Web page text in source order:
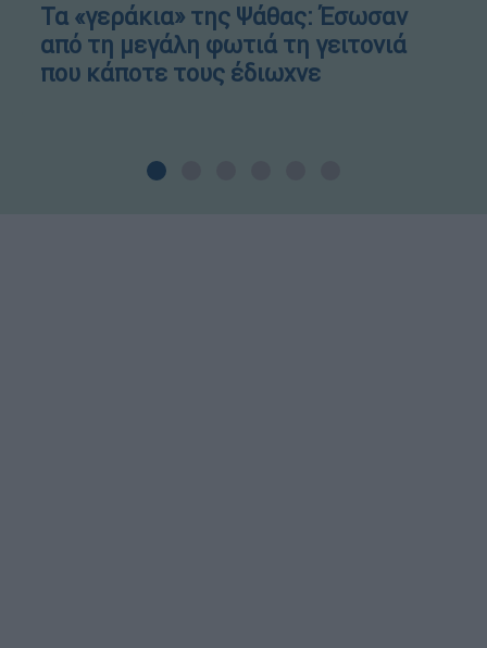
Τα «γεράκια» της Ψάθας: Έσωσαν
από τη μεγάλη φωτιά τη γειτονιά
που κάποτε τους έδιωχνε